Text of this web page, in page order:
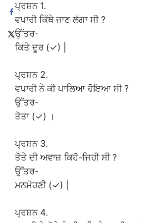
ਪ੍ਰਸ਼ਨ 1.
ਵਪਾਰੀ ਕਿੱਥੇ ਜਾਣ ਲੱਗਾ ਸੀ ?
ਉੱਤਰ-
ਕਿਤੇ ਦੂਰ (✓) |
ਪ੍ਰਸ਼ਨ 2.
ਵਪਾਰੀ ਨੇ ਕੀ ਪਾਲਿਆ ਹੋਇਆ ਸੀ ?
ਉੱਤਰ-
ਤੋਤਾ (✓) ।
ਪ੍ਰਸ਼ਨ 3.
ਤੋਤੇ ਦੀ ਅਵਾਜ਼ ਕਿਹੋ-ਜਿਹੀ ਸੀ ?
ਉੱਤਰ-
ਮਨਮੋਹਣੀ (✓) |
ਪ੍ਰਸ਼ਨ 4.